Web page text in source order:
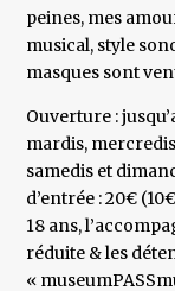
peines, mes
musical, style
masques sont
Ouverture :
mardis, mercredis,
samedis et
d’entrée : 20€
18 ans,
réduite & les
«